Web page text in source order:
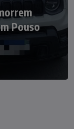
Pouso
de Taió ao